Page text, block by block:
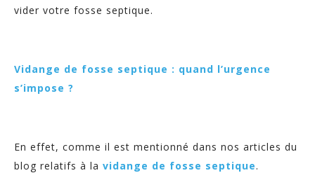
vider votre fosse septique.
Vidange de fosse septique : quand l’urgence
s’impose ?
En effet, comme il est mentionné dans nos articles du
blog relatifs à la vidange de fosse septique.